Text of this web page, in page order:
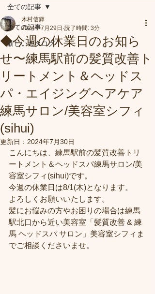
全ての記事
新しいカタログ
全ての記事
◆今週の休業日のお知ら
せ〜練馬駅前の髪質改善ト
リートメント＆ヘッドス
パ・エイジングヘアケア
練馬サロン/美容室シフィ
(sihui)
木村信輝
2024年7月29日 読了時間: 3分
更新日： 2024年7月30日
こんにちは、練馬駅前の髪質改善トリ
ートメント＆ヘッドスパ練馬サロン/美
容室シフィ(sihui)です。
今週の休業日は8/1(木)となります。
よろしくお願いいたします。
髪にお悩みの方やお困りの場合は練馬
駅北口から近い美容室「髪質改善 & 練
馬 ヘッドスパ サロン」美容室シフィま
でご相談くださいませ。